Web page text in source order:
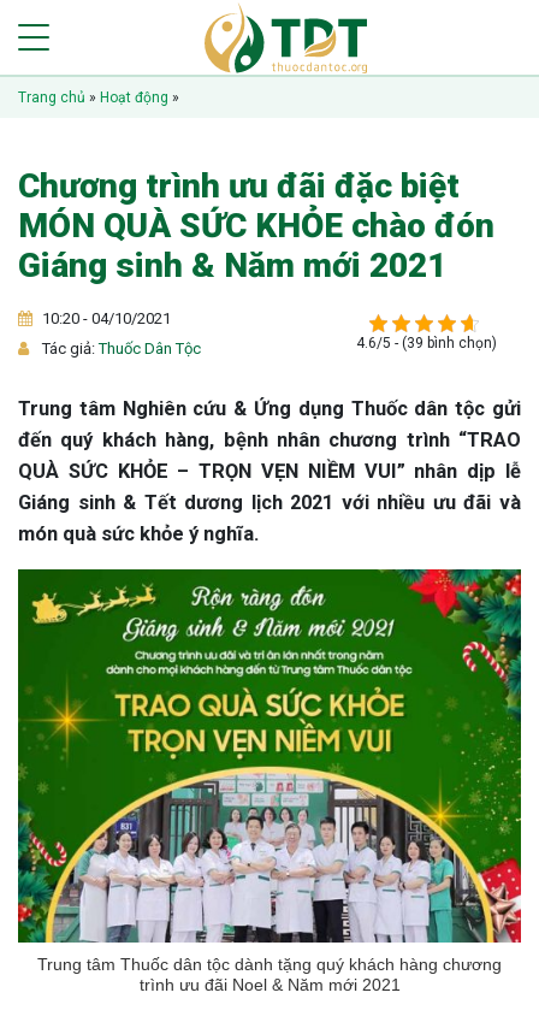
Trang chủ » Hoạt động »
Chương trình ưu đãi đặc biệt
MÓN QUÀ SỨC KHỎE chào đón
Giáng sinh & Năm mới 2021
10:20 - 04/10/2021
Tác giả:Thuốc Dân Tộc 4.6/5 - (39 bình chọn)
Trung tâm Nghiên cứu & Ứng dụng Thuốc dân tộc gửi
đến quý khách hàng, bệnh nhân chương trình “TRAO
QUÀ SỨC KHỎE – TRỌN VẸN NIỀM VUI” nhân dịp lễ
Giáng sinh & Tết dương lịch 2021 với nhiều ưu đãi và
món quà sức khỏe ý nghĩa.
Trung tâm Thuốc dân tộc dành tặng quý khách hàng chương
trình ưu đãi Noel & Năm mới 2021